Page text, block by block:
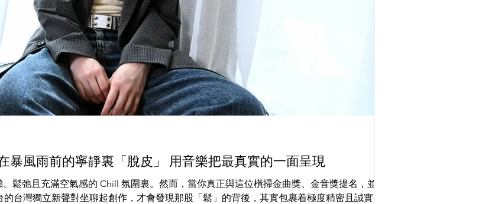
暴風雨前的寧靜裏「脫皮」 用音樂把最真實的一面呈現
鬆弛且充滿空氣感的 Chill 氛圍裏。然而，當你真正與這位橫掃金曲獎、金音獎提名，並登
台灣獨立新聲對坐聊起創作，才會發現那股「鬆」的背後，其實包裹着極度精密且誠實的